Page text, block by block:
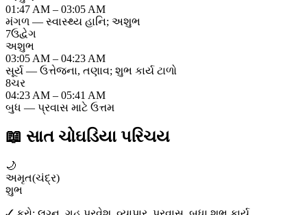
01:47 AM – 03:05 AM
મંગળ — સ્વાસ્થ્ય હાનિ; અશુભ
7ઉદ્વેગ
અશુભ
03:05 AM – 04:23 AM
સૂર્ય — ઉત્તેજના, તણાવ; શુભ કાર્ય ટાળો
8ચર
04:23 AM – 05:41 AM
બુધ — પ્રવાસ માટે ઉત્તમ
📖 સાત ચોઘડિયા પરિચય
🌙
અમૃત(ચંદ્ર)
શુભ